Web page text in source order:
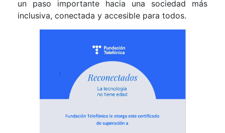
un paso importante hacia una sociedad más
inclusiva, conectada y accesible para todos.